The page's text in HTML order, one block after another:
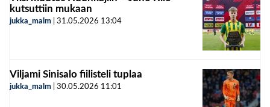
kutsuttiin mukaan
jukka_malm 31.05.2026 13:04
Viljami Sinisalo fiilisteli tuplaa
jukka_malm 30.05.2026 11:01